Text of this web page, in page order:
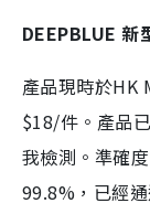
DEEPBLUE 新
產品現時於HK
$18/件。產品
我檢測。準確
99.8%，已經